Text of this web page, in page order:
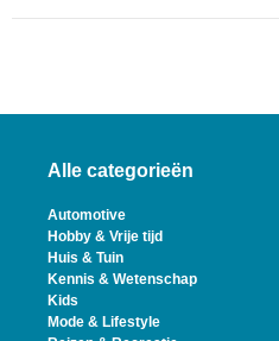
Alle categorieën
Automotive
Hobby & Vrije tijd
Huis & Tuin
Kennis & Wetenschap
Kids
Mode & Lifestyle